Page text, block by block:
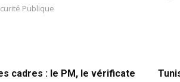
Publique
cadres : le PM, le vérificate